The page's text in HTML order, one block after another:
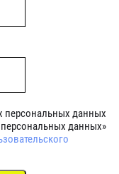
персональных данных
данных»